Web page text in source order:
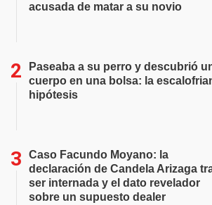
acusada de matar a su novio
Paseaba a su perro y descubrió
cuerpo en una bolsa: la
hipótesis
Caso Facundo Moyano: la
declaración de Candela Arizaga
ser internada y el dato revelador
sobre un supuesto dealer